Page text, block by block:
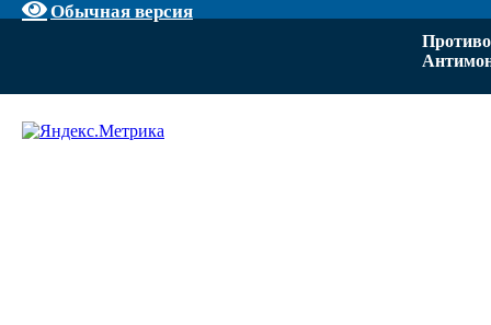
Обычная версия